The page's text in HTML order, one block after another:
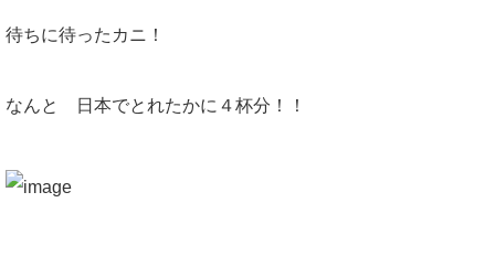
待ちに待ったカニ！
なんと 日本でとれたかに４杯分！！